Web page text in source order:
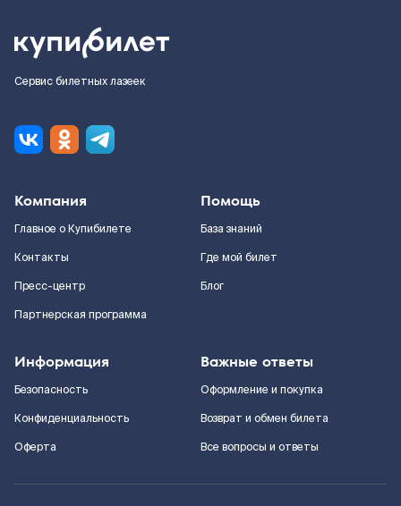
Сервис билетных лазеек
Компания
Главное о Купибилете
Контакты
Пресс-центр
Партнерская программа
Помощь
База знаний
Где мой билет
Блог
Информация
Безопасность
Конфиденциальность
Оферта
Важные ответы
Оформление и покупка
Возврат и обмен билета
Все вопросы и ответы